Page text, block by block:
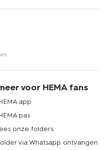
voor HEMA fans
app
pas
onze folders
via Whatsapp ontvangen